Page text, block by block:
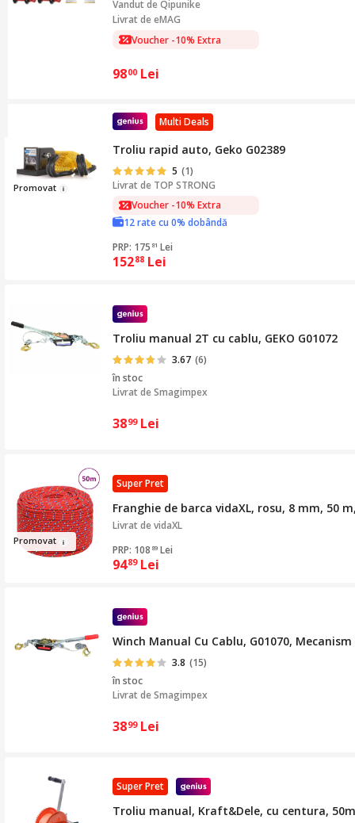
Vandut deQipunike
Livrat de eMAG
Voucher -10% Extra
9800 Lei
Promovat
Multi Deals
Troliu rapid auto, Geko G02389
5 (1)
Livrat de TOP STRONG
Voucher -10% Extra
12 rate cu 0% dobândă
PRP: 175 81 Lei
15288 Lei
Troliu manual 2T cu cablu, GEKO G01072
3.67 (6)
în stoc
Livrat deSmagimpex
3899 Lei
Promovat
Super Pret
Franghie de barca vidaXL, rosu, 8 mm, 50
Livrat devidaXL
PRP: 108 89 Lei
9489 Lei
Winch Manual Cu Cablu, G01070,
3.8 (15)
în stoc
Livrat deSmagimpex
3899 Lei
Super Pret
Troliu manual, Kraft&Dele, cu centura,